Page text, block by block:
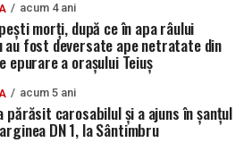
acum 4 ani
morți, după ce în apa râului
au fost deversate ape netratate din
epurare a orașului Teiuș
acum 5 ani
părăsit carosabilul și a ajuns în șanțul
DN 1, la Sântimbru